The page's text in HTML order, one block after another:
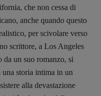
che non cessa di
anche quando questo
per scivolare verso
scrittore, a Los Angeles
da un suo romanzo, si
una storia intima in un
alla devastazione